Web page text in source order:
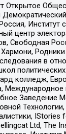
Открытое
центр
Родники
в
колледж,
Ltd, The